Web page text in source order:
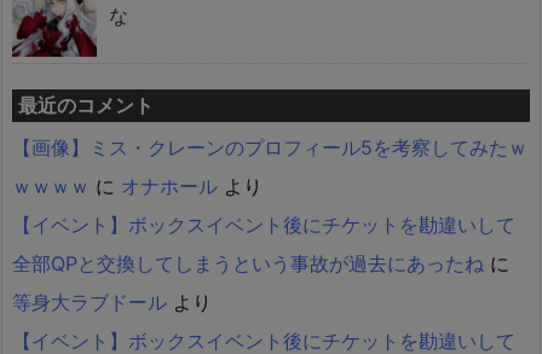
な
最近のコメント
【画像】ミス・クレーンのプロフィール5を考察してみたｗ
ｗｗｗｗ に オナホール より
【イベント】ボックスイベント後にチケットを勘違いして
全部QPと交換してしまうという事故が過去にあったね に
等身大ラブドール より
【イベント】ボックスイベント後にチケットを勘違いして